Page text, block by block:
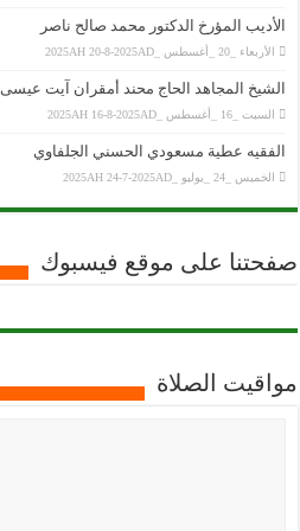
الأديب المؤرخ الدكتور محمد صالح ناصر
الأربعاء _20 _أغسطس _2025AH 20-8-2025AD
الشيخ المجاهد الحاج محند أمقران آيت عيسى
السبت _16 _أغسطس _2025AH 16-8-2025AD
الفقيه عطية مسعودي الحسني الجلفاوي
الخميس _24 _يوليو _2025AH 24-7-2025AD
صفحتنا على موقع فيسبوك
مواقيت الصلاة